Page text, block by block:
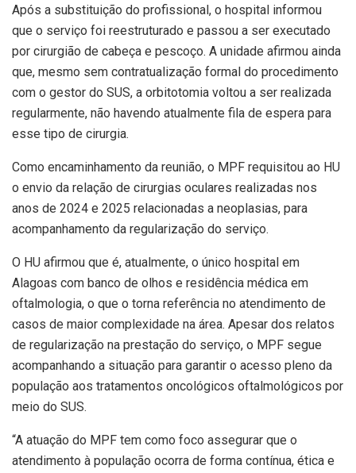
Após a substituição do profissional, o hospital informou
que o serviço foi reestruturado e passou a ser executado
por cirurgião de cabeça e pescoço. A unidade afirmou ainda
que, mesmo sem contratualização formal do procedimento
com o gestor do SUS, a orbitotomia voltou a ser realizada
regularmente, não havendo atualmente fila de espera para
esse tipo de cirurgia.
Como encaminhamento da reunião, o MPF requisitou ao HU
o envio da relação de cirurgias oculares realizadas nos
anos de 2024 e 2025 relacionadas a neoplasias, para
acompanhamento da regularização do serviço.
O HU afirmou que é, atualmente, o único hospital em
Alagoas com banco de olhos e residência médica em
oftalmologia, o que o torna referência no atendimento de
casos de maior complexidade na área. Apesar dos relatos
de regularização na prestação do serviço, o MPF segue
acompanhando a situação para garantir o acesso pleno da
população aos tratamentos oncológicos oftalmológicos por
meio do SUS.
“A atuação do MPF tem como foco assegurar que o
atendimento à população ocorra de forma contínua, ética e